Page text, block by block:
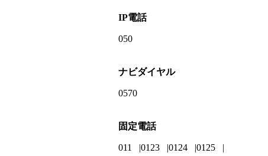
IP電話
050
ナビダイヤル
0570
固定電話
011 0123 0124
0125